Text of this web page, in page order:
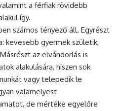
a férfiak rövidebb
így.
számos tényező áll. Egyrészt
kevesebb gyermek születik,
az elvándorlás is
alakulására, hiszen sok
vagy telepedik le
valamelyest
de mértéke egyelőre